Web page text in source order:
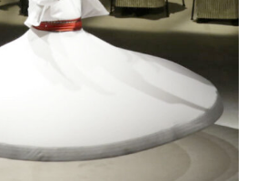
White Spirit